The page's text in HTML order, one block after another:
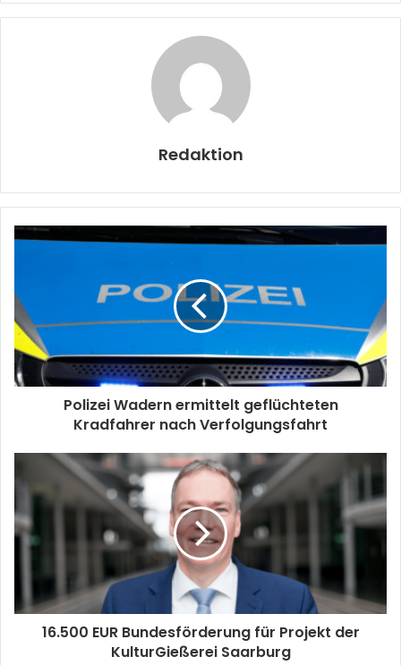
Redaktion
Polizei Wadern ermittelt geflüchteten
Kradfahrer nach Verfolgungsfahrt
16.500 EUR Bundesförderung für Projekt der
KulturGießerei Saarburg